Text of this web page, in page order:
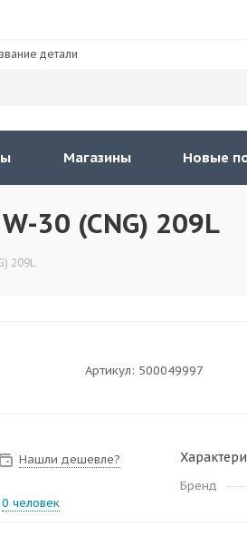
детали
Магазины Новые
30 (CNG) 209L
209L
Артикул: 500049997
Нашли дешевле?
0 человек
Бренд